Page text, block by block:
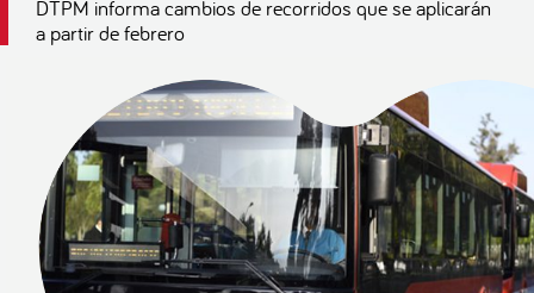
DTPM informa cambios de recorridos que se aplicarán
a partir de febrero